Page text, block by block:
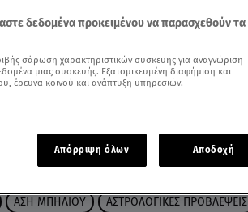
ΑΣΗ ΜΠΗΛΙΟΥ ΑΣΤΡΟΛΟΓΙΚΕΣ ΠΡΟΒΛΕΨΕΙΣ
δεδομένα προκειμένου να παρασχεθούν τα
σάρωση χαρακτηριστικών συσκευής για αναγνώριση
μιας συσκευής. Εξατομικευμένη διαφήμιση και
έρευνα κοινού και ανάπτυξη υπηρεσιών.
Απόρριψη όλων Αποδοχή